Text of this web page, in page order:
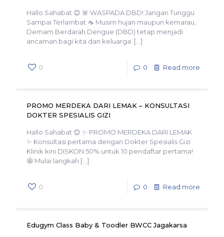
Hallo Sahabat 😊 🚨 WASPADA DBD! Jangan Tunggu
Sampai Terlambat 🦟 Musim hujan maupun kemarau,
Demam Berdarah Dengue (DBD) tetap menjadi
ancaman bagi kita dan keluarga. […]
0 0 Read more
PROMO MERDEKA DARI LEMAK – KONSULTASI
DOKTER SPESIALIS GIZI
Hallo Sahabat 😊 ✨ PROMO MERDEKA DARI LEMAK
✨ Konsultasi pertama dengan Dokter Spesialis Gizi
Klinik kini DISKON 50% untuk 10 pendaftar pertama!
🤩 Mulai langkah […]
0 0 Read more
Edugym Class Baby & Toodler BWCC Jagakarsa